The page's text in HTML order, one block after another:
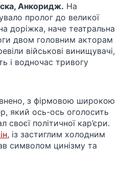
Анкоридж. На
пролог до великої
доріжка, наче театральна
двом головним акторам
військові винищувачі,
і водночас тривогу
з фірмовою широкою
який ось-ось оголосить
своєї політичної кар’єри.
, із застиглим холодним
символом цинізму та